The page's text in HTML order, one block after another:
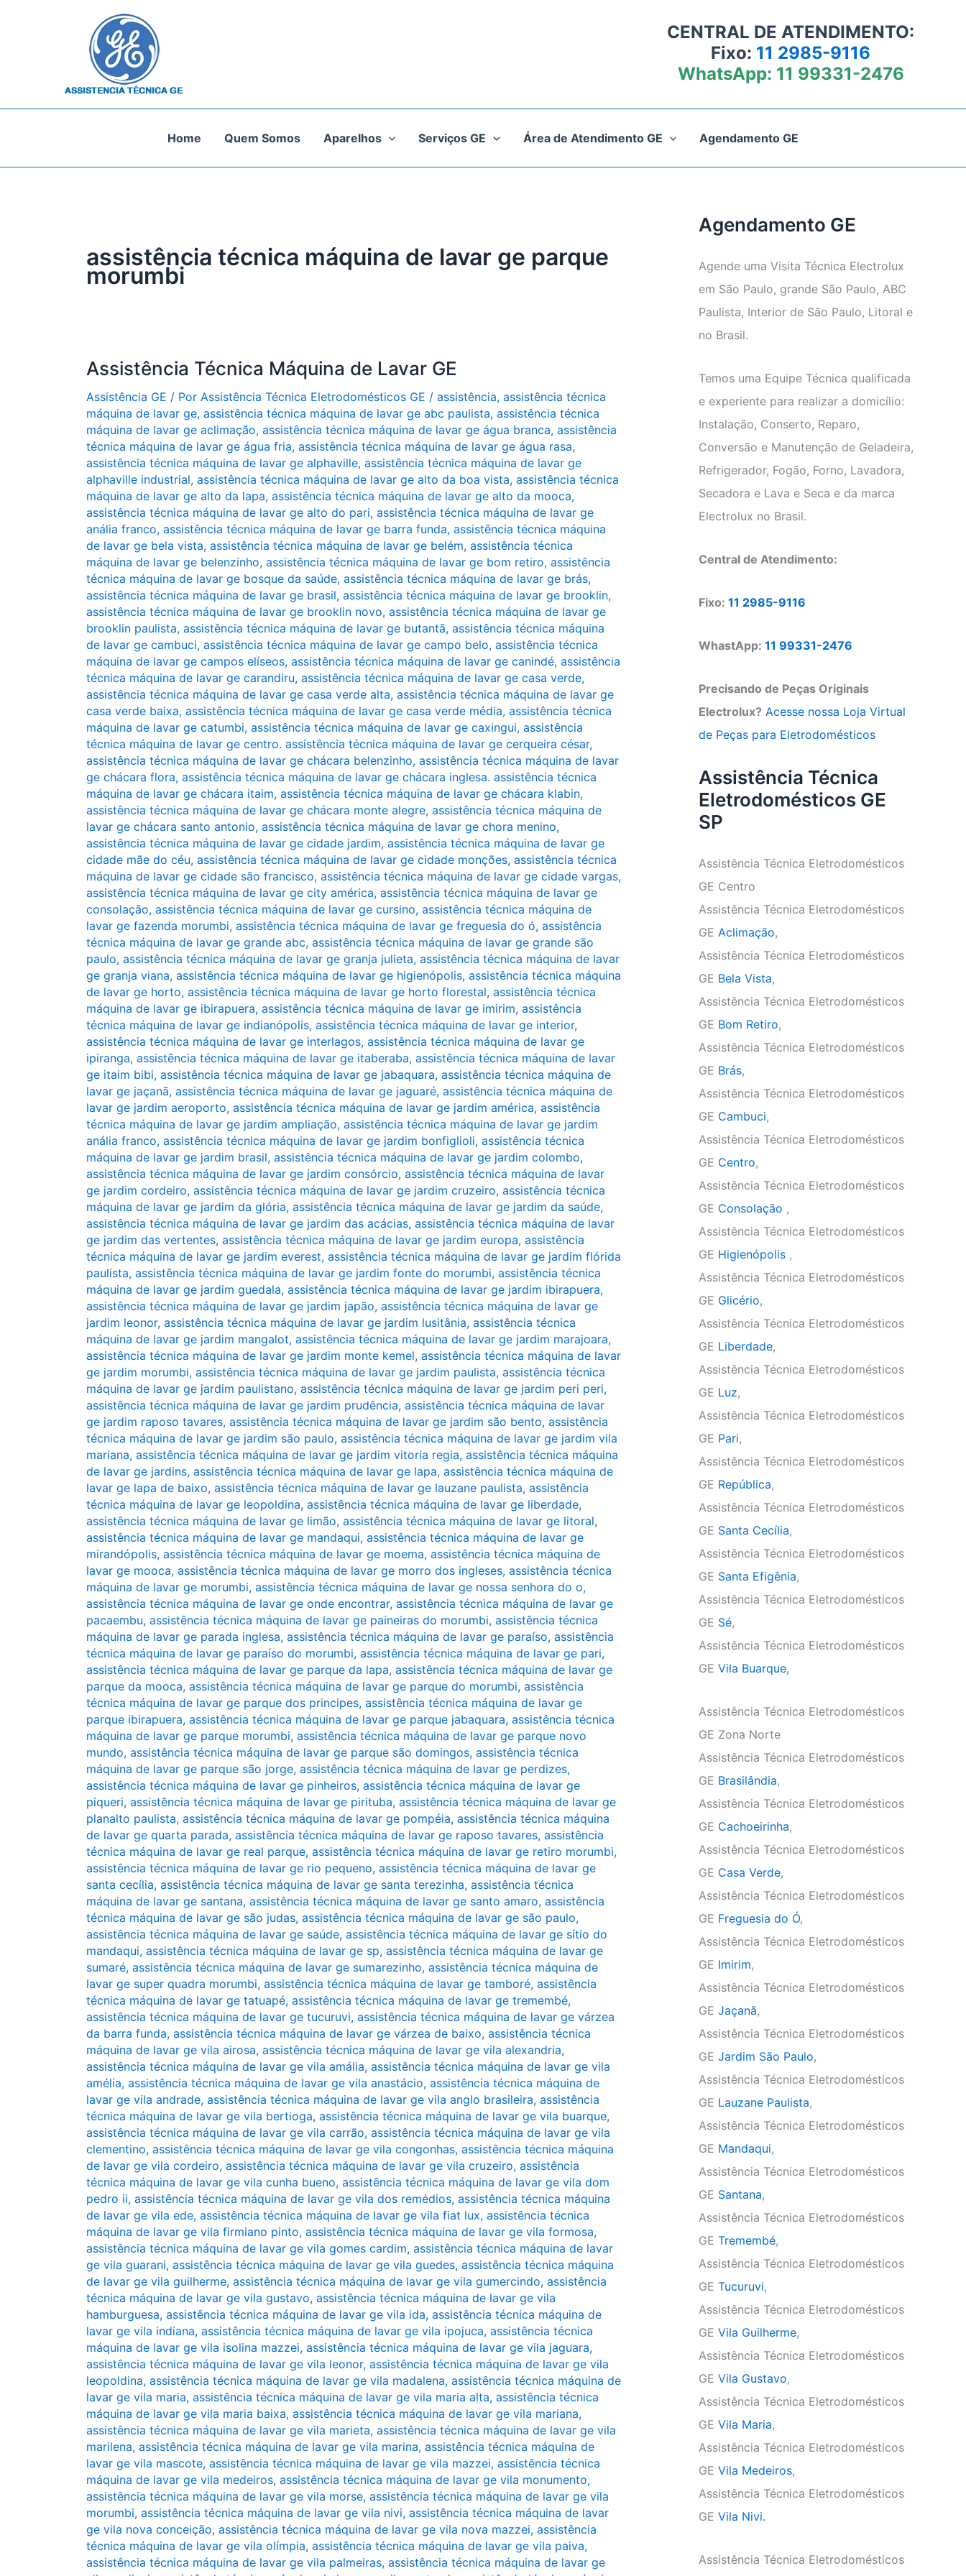
CENTRAL DE ATENDIMENTO:
Fixo: 11 2985-9116
WhatsApp: 11 99331-2476
Home Quem Somos Aparelhos Serviços GE Área de Atendimento GE Agendamento GE
assistência técnica máquina de lavar ge parque
morumbi
Assistência Técnica Máquina de Lavar GE
Assistência GE / Por Assistência Técnica Eletrodomésticos GE / assistência, assistência técnica
máquina de lavar ge, assistência técnica máquina de lavar ge abc paulista, assistência técnica
máquina de lavar ge aclimação, assistência técnica máquina de lavar ge água branca, assistência
técnica máquina de lavar ge água fria, assistência técnica máquina de lavar ge água rasa,
assistência técnica máquina de lavar ge alphaville, assistência técnica máquina de lavar ge
alphaville industrial, assistência técnica máquina de lavar ge alto da boa vista, assistência técnica
máquina de lavar ge alto da lapa, assistência técnica máquina de lavar ge alto da mooca,
assistência técnica máquina de lavar ge alto do pari, assistência técnica máquina de lavar ge
anália franco, assistência técnica máquina de lavar ge barra funda, assistência técnica máquina
de lavar ge bela vista, assistência técnica máquina de lavar ge belém, assistência técnica
máquina de lavar ge belenzinho, assistência técnica máquina de lavar ge bom retiro, assistência
técnica máquina de lavar ge bosque da saúde, assistência técnica máquina de lavar ge brás,
assistência técnica máquina de lavar ge brasil, assistência técnica máquina de lavar ge brooklin,
assistência técnica máquina de lavar ge brooklin novo, assistência técnica máquina de lavar ge
brooklin paulista, assistência técnica máquina de lavar ge butantã, assistência técnica máquina
de lavar ge cambuci, assistência técnica máquina de lavar ge campo belo, assistência técnica
máquina de lavar ge campos elíseos, assistência técnica máquina de lavar ge canindé, assistência
técnica máquina de lavar ge carandiru, assistência técnica máquina de lavar ge casa verde,
assistência técnica máquina de lavar ge casa verde alta, assistência técnica máquina de lavar ge
casa verde baixa, assistência técnica máquina de lavar ge casa verde média, assistência técnica
máquina de lavar ge catumbi, assistência técnica máquina de lavar ge caxingui, assistência
técnica máquina de lavar ge centro. assistência técnica máquina de lavar ge cerqueira césar,
assistência técnica máquina de lavar ge chácara belenzinho, assistência técnica máquina de lavar
ge chácara flora, assistência técnica máquina de lavar ge chácara inglesa. assistência técnica
máquina de lavar ge chácara itaim, assistência técnica máquina de lavar ge chácara klabin,
assistência técnica máquina de lavar ge chácara monte alegre, assistência técnica máquina de
lavar ge chácara santo antonio, assistência técnica máquina de lavar ge chora menino,
assistência técnica máquina de lavar ge cidade jardim, assistência técnica máquina de lavar ge
cidade mãe do céu, assistência técnica máquina de lavar ge cidade monções, assistência técnica
máquina de lavar ge cidade são francisco, assistência técnica máquina de lavar ge cidade vargas,
assistência técnica máquina de lavar ge city américa, assistência técnica máquina de lavar ge
consolação, assistência técnica máquina de lavar ge cursino, assistência técnica máquina de
lavar ge fazenda morumbi, assistência técnica máquina de lavar ge freguesia do ó, assistência
técnica máquina de lavar ge grande abc, assistência técnica máquina de lavar ge grande são
paulo, assistência técnica máquina de lavar ge granja julieta, assistência técnica máquina de lavar
ge granja viana, assistência técnica máquina de lavar ge higienópolis, assistência técnica máquina
de lavar ge horto, assistência técnica máquina de lavar ge horto florestal, assistência técnica
máquina de lavar ge ibirapuera, assistência técnica máquina de lavar ge imirim, assistência
técnica máquina de lavar ge indianópolis, assistência técnica máquina de lavar ge interior,
assistência técnica máquina de lavar ge interlagos, assistência técnica máquina de lavar ge
ipiranga, assistência técnica máquina de lavar ge itaberaba, assistência técnica máquina de lavar
ge itaim bibi, assistência técnica máquina de lavar ge jabaquara, assistência técnica máquina de
lavar ge jaçanã, assistência técnica máquina de lavar ge jaguaré, assistência técnica máquina de
lavar ge jardim aeroporto, assistência técnica máquina de lavar ge jardim américa, assistência
técnica máquina de lavar ge jardim ampliação, assistência técnica máquina de lavar ge jardim
anália franco, assistência técnica máquina de lavar ge jardim bonfiglioli, assistência técnica
máquina de lavar ge jardim brasil, assistência técnica máquina de lavar ge jardim colombo,
assistência técnica máquina de lavar ge jardim consórcio, assistência técnica máquina de lavar
ge jardim cordeiro, assistência técnica máquina de lavar ge jardim cruzeiro, assistência técnica
máquina de lavar ge jardim da glória, assistência técnica máquina de lavar ge jardim da saúde,
assistência técnica máquina de lavar ge jardim das acácias, assistência técnica máquina de lavar
ge jardim das vertentes, assistência técnica máquina de lavar ge jardim europa, assistência
técnica máquina de lavar ge jardim everest, assistência técnica máquina de lavar ge jardim flórida
paulista, assistência técnica máquina de lavar ge jardim fonte do morumbi, assistência técnica
máquina de lavar ge jardim guedala, assistência técnica máquina de lavar ge jardim ibirapuera,
assistência técnica máquina de lavar ge jardim japão, assistência técnica máquina de lavar ge
jardim leonor, assistência técnica máquina de lavar ge jardim lusitânia, assistência técnica
máquina de lavar ge jardim mangalot, assistência técnica máquina de lavar ge jardim marajoara,
assistência técnica máquina de lavar ge jardim monte kemel, assistência técnica máquina de lavar
ge jardim morumbi, assistência técnica máquina de lavar ge jardim paulista, assistência técnica
máquina de lavar ge jardim paulistano, assistência técnica máquina de lavar ge jardim peri peri,
assistência técnica máquina de lavar ge jardim prudência, assistência técnica máquina de lavar
ge jardim raposo tavares, assistência técnica máquina de lavar ge jardim são bento, assistência
técnica máquina de lavar ge jardim são paulo, assistência técnica máquina de lavar ge jardim vila
mariana, assistência técnica máquina de lavar ge jardim vitoria regia, assistência técnica máquina
de lavar ge jardins, assistência técnica máquina de lavar ge lapa, assistência técnica máquina de
lavar ge lapa de baixo, assistência técnica máquina de lavar ge lauzane paulista, assistência
técnica máquina de lavar ge leopoldina, assistência técnica máquina de lavar ge liberdade,
assistência técnica máquina de lavar ge limão, assistência técnica máquina de lavar ge litoral,
assistência técnica máquina de lavar ge mandaqui, assistência técnica máquina de lavar ge
mirandópolis, assistência técnica máquina de lavar ge moema, assistência técnica máquina de
lavar ge mooca, assistência técnica máquina de lavar ge morro dos ingleses, assistência técnica
máquina de lavar ge morumbi, assistência técnica máquina de lavar ge nossa senhora do o,
assistência técnica máquina de lavar ge onde encontrar, assistência técnica máquina de lavar ge
pacaembu, assistência técnica máquina de lavar ge paineiras do morumbi, assistência técnica
máquina de lavar ge parada inglesa, assistência técnica máquina de lavar ge paraíso, assistência
técnica máquina de lavar ge paraíso do morumbi, assistência técnica máquina de lavar ge pari,
assistência técnica máquina de lavar ge parque da lapa, assistência técnica máquina de lavar ge
parque da mooca, assistência técnica máquina de lavar ge parque do morumbi, assistência
técnica máquina de lavar ge parque dos principes, assistência técnica máquina de lavar ge
parque ibirapuera, assistência técnica máquina de lavar ge parque jabaquara, assistência técnica
máquina de lavar ge parque morumbi, assistência técnica máquina de lavar ge parque novo
mundo, assistência técnica máquina de lavar ge parque são domingos, assistência técnica
máquina de lavar ge parque são jorge, assistência técnica máquina de lavar ge perdizes,
assistência técnica máquina de lavar ge pinheiros, assistência técnica máquina de lavar ge
piqueri, assistência técnica máquina de lavar ge pirituba, assistência técnica máquina de lavar ge
planalto paulista, assistência técnica máquina de lavar ge pompéia, assistência técnica máquina
de lavar ge quarta parada, assistência técnica máquina de lavar ge raposo tavares, assistência
técnica máquina de lavar ge real parque, assistência técnica máquina de lavar ge retiro morumbi,
assistência técnica máquina de lavar ge rio pequeno, assistência técnica máquina de lavar ge
santa cecília, assistência técnica máquina de lavar ge santa terezinha, assistência técnica
máquina de lavar ge santana, assistência técnica máquina de lavar ge santo amaro, assistência
técnica máquina de lavar ge são judas, assistência técnica máquina de lavar ge são paulo,
assistência técnica máquina de lavar ge saúde, assistência técnica máquina de lavar ge sítio do
mandaqui, assistência técnica máquina de lavar ge sp, assistência técnica máquina de lavar ge
sumaré, assistência técnica máquina de lavar ge sumarezinho, assistência técnica máquina de
lavar ge super quadra morumbi, assistência técnica máquina de lavar ge tamboré, assistência
técnica máquina de lavar ge tatuapé, assistência técnica máquina de lavar ge tremembé,
assistência técnica máquina de lavar ge tucuruvi, assistência técnica máquina de lavar ge várzea
da barra funda, assistência técnica máquina de lavar ge várzea de baixo, assistência técnica
máquina de lavar ge vila airosa, assistência técnica máquina de lavar ge vila alexandria,
assistência técnica máquina de lavar ge vila amália, assistência técnica máquina de lavar ge vila
amélia, assistência técnica máquina de lavar ge vila anastácio, assistência técnica máquina de
lavar ge vila andrade, assistência técnica máquina de lavar ge vila anglo brasileira, assistência
técnica máquina de lavar ge vila bertioga, assistência técnica máquina de lavar ge vila buarque,
assistência técnica máquina de lavar ge vila carrão, assistência técnica máquina de lavar ge vila
clementino, assistência técnica máquina de lavar ge vila congonhas, assistência técnica máquina
de lavar ge vila cordeiro, assistência técnica máquina de lavar ge vila cruzeiro, assistência
técnica máquina de lavar ge vila cunha bueno, assistência técnica máquina de lavar ge vila dom
pedro ii, assistência técnica máquina de lavar ge vila dos remédios, assistência técnica máquina
de lavar ge vila ede, assistência técnica máquina de lavar ge vila fiat lux, assistência técnica
máquina de lavar ge vila firmiano pinto, assistência técnica máquina de lavar ge vila formosa,
assistência técnica máquina de lavar ge vila gomes cardim, assistência técnica máquina de lavar
ge vila guarani, assistência técnica máquina de lavar ge vila guedes, assistência técnica máquina
de lavar ge vila guilherme, assistência técnica máquina de lavar ge vila gumercindo, assistência
técnica máquina de lavar ge vila gustavo, assistência técnica máquina de lavar ge vila
hamburguesa, assistência técnica máquina de lavar ge vila ida, assistência técnica máquina de
lavar ge vila indiana, assistência técnica máquina de lavar ge vila ipojuca, assistência técnica
máquina de lavar ge vila isolina mazzei, assistência técnica máquina de lavar ge vila jaguara,
assistência técnica máquina de lavar ge vila leonor, assistência técnica máquina de lavar ge vila
leopoldina, assistência técnica máquina de lavar ge vila madalena, assistência técnica máquina de
lavar ge vila maria, assistência técnica máquina de lavar ge vila maria alta, assistência técnica
máquina de lavar ge vila maria baixa, assistência técnica máquina de lavar ge vila mariana,
assistência técnica máquina de lavar ge vila marieta, assistência técnica máquina de lavar ge vila
marilena, assistência técnica máquina de lavar ge vila marina, assistência técnica máquina de
lavar ge vila mascote, assistência técnica máquina de lavar ge vila mazzei, assistência técnica
máquina de lavar ge vila medeiros, assistência técnica máquina de lavar ge vila monumento,
assistência técnica máquina de lavar ge vila morse, assistência técnica máquina de lavar ge vila
morumbi, assistência técnica máquina de lavar ge vila nivi, assistência técnica máquina de lavar
ge vila nova conceição, assistência técnica máquina de lavar ge vila nova mazzei, assistência
técnica máquina de lavar ge vila olímpia, assistência técnica máquina de lavar ge vila paiva,
assistência técnica máquina de lavar ge vila palmeiras, assistência técnica máquina de lavar ge
Agendamento GE
Agende uma Visita Técnica Electrolux
em São Paulo, grande São Paulo, ABC
Paulista, Interior de São Paulo, Litoral e
no Brasil.
Temos uma Equipe Técnica qualificada
e experiente para realizar a domicílio:
Instalação, Conserto, Reparo,
Conversão e Manutenção de Geladeira,
Refrigerador, Fogão, Forno, Lavadora,
Secadora e Lava e Seca e da marca
Electrolux no Brasil.
Central de Atendimento:
Fixo: 11 2985-9116
WhastApp: 11 99331-2476
Precisando de Peças Originais
Electrolux? Acesse nossa Loja Virtual
de Peças para Eletrodomésticos
Assistência Técnica
Eletrodomésticos GE
SP
Assistência Técnica Eletrodomésticos
GE Centro
Assistência Técnica Eletrodomésticos
GE Aclimação,
Assistência Técnica Eletrodomésticos
GE Bela Vista,
Assistência Técnica Eletrodomésticos
GE Bom Retiro,
Assistência Técnica Eletrodomésticos
GE Brás,
Assistência Técnica Eletrodomésticos
GE Cambuci,
Assistência Técnica Eletrodomésticos
GE Centro,
Assistência Técnica Eletrodomésticos
GE Consolação ,
Assistência Técnica Eletrodomésticos
GE Higienópolis ,
Assistência Técnica Eletrodomésticos
GE Glicério,
Assistência Técnica Eletrodomésticos
GE Liberdade,
Assistência Técnica Eletrodomésticos
GE Luz,
Assistência Técnica Eletrodomésticos
GE Pari,
Assistência Técnica Eletrodomésticos
GE República,
Assistência Técnica Eletrodomésticos
GE Santa Cecília,
Assistência Técnica Eletrodomésticos
GE Santa Efigênia,
Assistência Técnica Eletrodomésticos
GE Sé,
Assistência Técnica Eletrodomésticos
GE Vila Buarque,
Assistência Técnica Eletrodomésticos
GE Zona Norte
Assistência Técnica Eletrodomésticos
GE Brasilândia,
Assistência Técnica Eletrodomésticos
GE Cachoeirinha,
Assistência Técnica Eletrodomésticos
GE Casa Verde,
Assistência Técnica Eletrodomésticos
GE Freguesia do Ó,
Assistência Técnica Eletrodomésticos
GE Imirim,
Assistência Técnica Eletrodomésticos
GE Jaçanã,
Assistência Técnica Eletrodomésticos
GE Jardim São Paulo,
Assistência Técnica Eletrodomésticos
GE Lauzane Paulista,
Assistência Técnica Eletrodomésticos
GE Mandaqui,
Assistência Técnica Eletrodomésticos
GE Santana,
Assistência Técnica Eletrodomésticos
GE Tremembé,
Assistência Técnica Eletrodomésticos
GE Tucuruvi,
Assistência Técnica Eletrodomésticos
GE Vila Guilherme,
Assistência Técnica Eletrodomésticos
GE Vila Gustavo,
Assistência Técnica Eletrodomésticos
GE Vila Maria,
Assistência Técnica Eletrodomésticos
GE Vila Medeiros,
Assistência Técnica Eletrodomésticos
GE Vila Nivi.
Assistência Técnica Eletrodomésticos